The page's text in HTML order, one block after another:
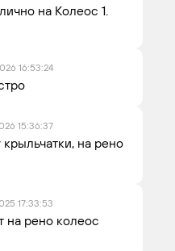
на Колеос 1.
16:53:24
15:36:37
на рено
17:33:53
на рено колеос